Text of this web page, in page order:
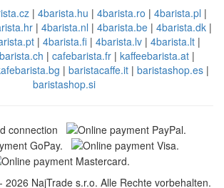
| 4barista.hu | 4barista.ro | 4barista.pl |
| 4barista.nl | 4barista.be| 4barista.dk|
| 4barista.fi | 4barista.lv | 4barista.lt |
| cafebarista.fr| kaffeebarista.at|
| baristacaffe.it| baristashop.es|
baristashop.si
NajTrade s.r.o. Alle Rechte vorbehalten.